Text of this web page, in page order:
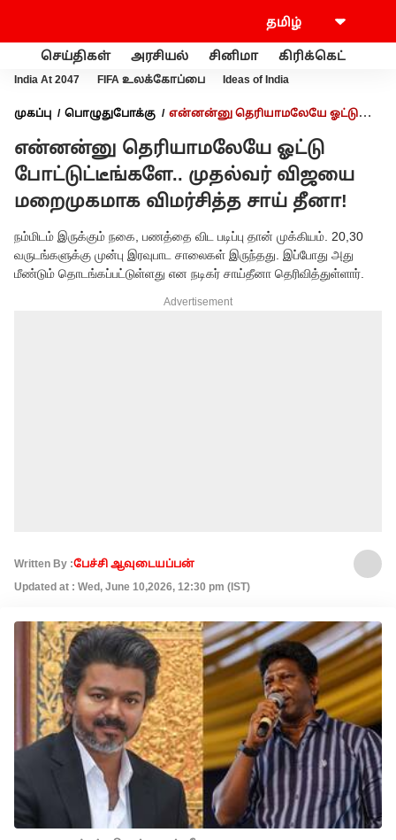
செய்திகள் அரசியல் சினிமா கிரிக்கெட்
India At 2047 FIFA உலக்கோப்பை Ideas of India
முகப்பு பொழுதுபோக்கு
என்னன்னு தெரியாமலேயே ஓட்டு
சாய் தீனா!
என்னன்னு தெரியாமலேயே ஓட்டு
போட்டுட்டீங்களே.. முதல்வர் விஜயை
மறைமுகமாக விமர்சித்த சாய் தீனா!
நம்மிடம் இருக்கும் நகை, பணத்தை விட படிப்பு தான் முக்கியம். 20,30
வருடங்களுக்கு முன்பு இரவுபாட சாலைகள் இருந்தது. இப்போது அது
மீண்டும் தொடங்கப்பட்டுள்ளது என நடிகர் சாய்தீனா தெரிவித்துள்ளார்.
Advertisement
Written By :பேச்சி ஆவுடையப்பன்
Updated at : Wed, June 10,2026, 12:30 pm (IST)